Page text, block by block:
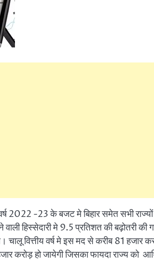
वर्ष 2022 -23 के बजट मे बिहार समेत सभी
हिस्सेदारी मे 9.5 प्रतिशत की बढ़ोतरी की
चालू वित्तीय वर्ष मे इस मद से करीब 81 हजार
करोड़ हो जायेगी जिसका फायदा राज्य को